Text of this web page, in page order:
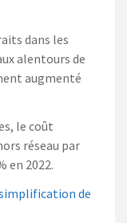
dans les
alentours de
augmenté
le coût
réseau par
en 2022.
de